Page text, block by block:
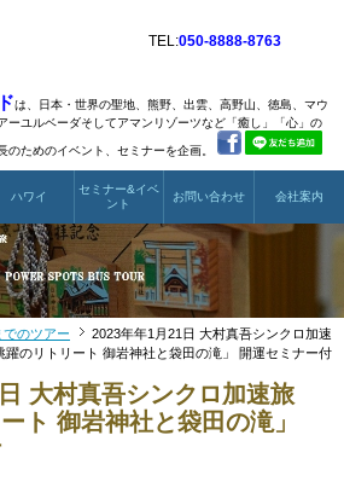
は、日本・世界の聖地、熊野、出雲、高野山、徳島、マウ
ーユルベーダそしてアマンリゾーツなど 「癒し」「心」の
ためのイベント、セミナーを企画。
TEL:050-8888-8763
ハワイ
セミナー&イベ
ント
お問い合わせ 会社案内
でのツアー
2023年年1月21日 大村真吾シンクロ加速
躍のリトリート 御岩神社と袋田の滝」 開運セミナー付
大村真吾シンクロ加速旅
ト 御岩神社と袋田の滝」